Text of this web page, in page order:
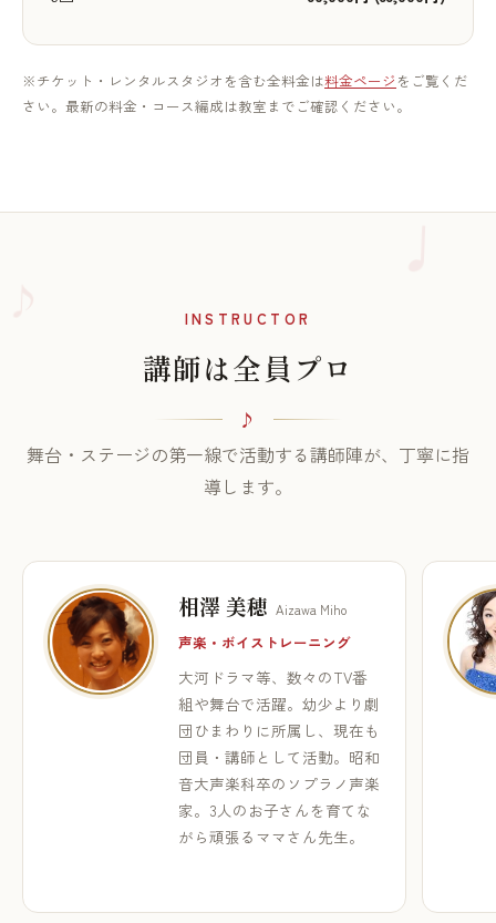
※チケット・レンタルスタジオを含む全料金は料金ページ をご覧くだ
さい。最新の料金・コース編成は教室までご確認ください。
INSTRUCTOR
講師は全員プロ
舞台・ステージの第一線で活動する講師陣が、丁寧に指
導します。
相澤 美穂 Aizawa Miho
声楽・ボイストレーニング
大河ドラマ等、数々のTV番
組や舞台で活躍。幼少より劇
団ひまわりに所属し、現在も
団員・講師として活動。昭和
音大声楽科卒のソプラノ声楽
家。3人のお子さんを育てな
がら頑張るママさん先生。